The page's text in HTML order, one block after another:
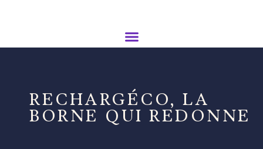
RECHARGÉCO, LA
BORNE QUI REDONNE